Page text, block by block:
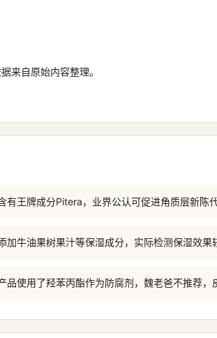
来自原始内容整理。
有王牌成分Pitera，业界公认可促进角质层新陈
加牛油果树果汁等保湿成分，实际检测保湿效果
品使用了羟苯丙酯作为防腐剂，魏老爸不推荐，